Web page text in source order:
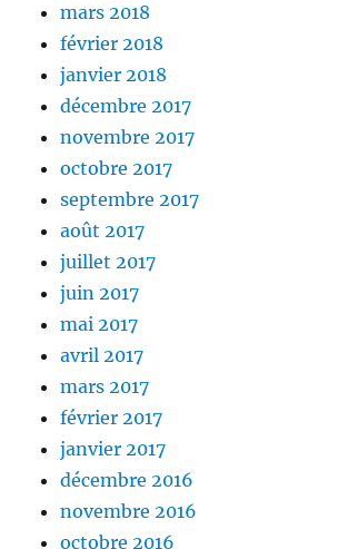
mars 2018
février 2018
janvier 2018
décembre 2017
novembre 2017
octobre 2017
septembre 2017
août 2017
juillet 2017
juin 2017
mai 2017
avril 2017
mars 2017
février 2017
janvier 2017
décembre 2016
novembre 2016
octobre 2016